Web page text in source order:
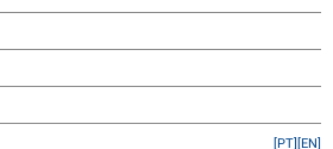
[EN]
[PT]